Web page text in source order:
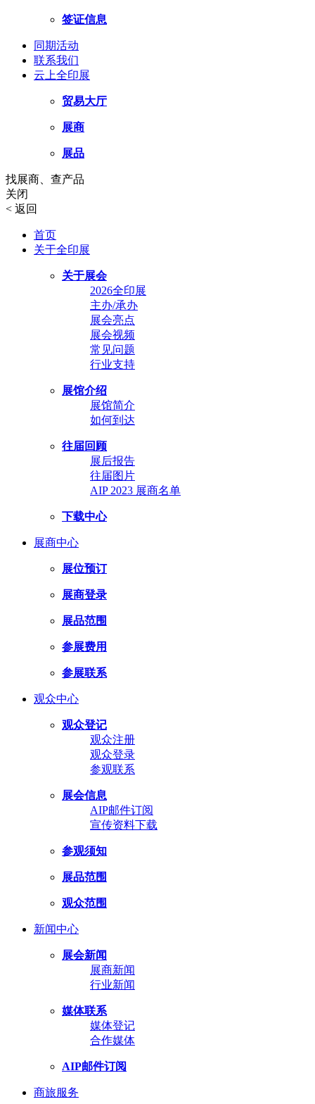
签证信息
同期活动
联系我们
云上全印展
贸易大厅
展商
展品
找展商、查产品
关闭
< 返回
首页
关于全印展
关于展会
2026全印展
主办/承办
展会亮点
展会视频
常见问题
行业支持
展馆介绍
展馆简介
如何到达
往届回顾
展后报告
往届图片
AIP 2023 展商名单
下载中心
展商中心
展位预订
展商登录
展品范围
参展费用
参展联系
观众中心
观众登记
观众注册
观众登录
参观联系
展会信息
AIP邮件订阅
宣传资料下载
参观须知
展品范围
观众范围
新闻中心
展会新闻
展商新闻
行业新闻
媒体联系
媒体登记
合作媒体
AIP邮件订阅
商旅服务